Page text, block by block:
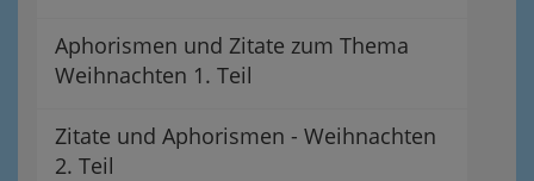
Aphorismen und Zitate zum Thema
Weihnachten 1. Teil
Zitate und Aphorismen - Weihnachten
2. Teil